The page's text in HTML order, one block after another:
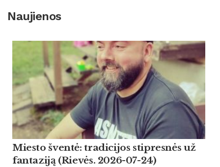
Naujienos
Miesto šventė: tradicijos stipresnės už
fantaziją (Rievės. 2026-07-24)